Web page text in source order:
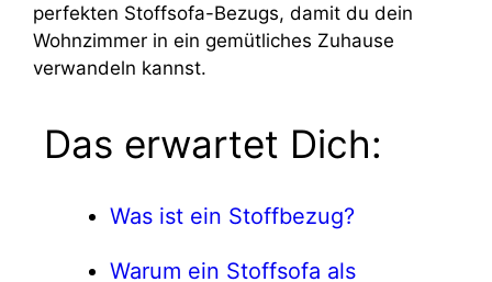
perfekten Stoffsofa-Bezugs, damit du dein
Wohnzimmer in ein gemütliches Zuhause
verwandeln kannst.
Das erwartet Dich:
Was ist ein Stoffbezug?
Warum ein Stoffsofa als